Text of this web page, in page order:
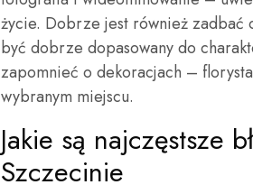
życie. Dobrze jest również zadbać
być dobrze dopasowany do
zapomnieć o dekoracjach –
wybranym miejscu.
Jakie są najczęstsze
Szczecinie